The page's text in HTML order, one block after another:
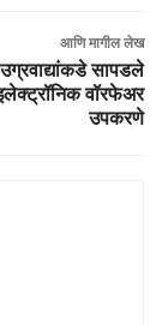
आणि मागील लेख
सापडले
वॉरफेअर
उपकरणे